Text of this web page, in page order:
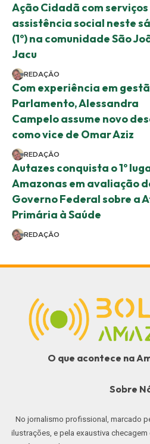
Ação Cidadã com serviços
assistência social neste
(1º) na comunidade São
Jacu
REDAÇÃO
Com experiência em
Parlamento, Alessandra
Campelo assume novo
como vice de Omar Aziz
REDAÇÃO
Autazes conquista o 1º
Amazonas em avaliação
Governo Federal sobre a
Primária à Saúde
REDAÇÃO
O que acontece na
Sobre
No jornalismo profissional, marcado
ilustrações, e pela exaustiva